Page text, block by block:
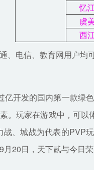
忆
虞
西
电信、教育网用户均可
开发的国内第一款绿
。玩家在游戏中，可
、城战为代表的PVP
20日，天下贰与今日荣